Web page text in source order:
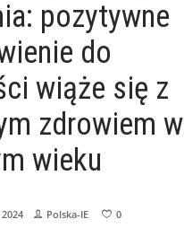
pozytywne
do
wiąże się z
zdrowiem w
wieku
Polska-IE 0